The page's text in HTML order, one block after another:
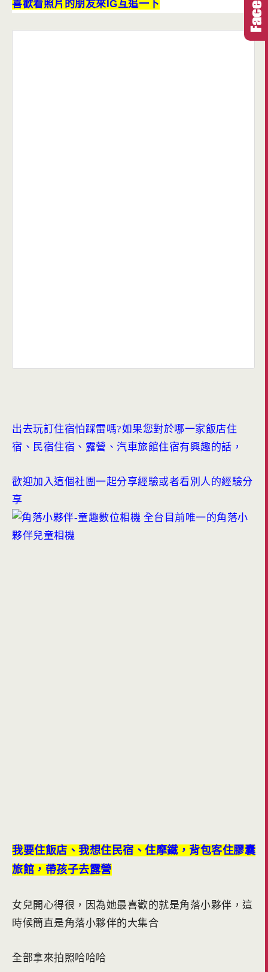
喜歡看照片的朋友來IG互追一下
出去玩訂住宿怕踩雷嗎?如果您對於哪一家飯店住
宿、民宿住宿、露營、汽車旅館住宿有興趣的話，
歡迎加入這個社團一起分享經驗或者看別人的經驗分
享
我要住飯店、我想住民宿、住摩鐵，背包客住膠囊
旅館，帶孩子去露營
女兒開心得很，因為她最喜歡的就是角落小夥伴，這
時候簡直是角落小夥伴的大集合
全部拿來拍照哈哈哈